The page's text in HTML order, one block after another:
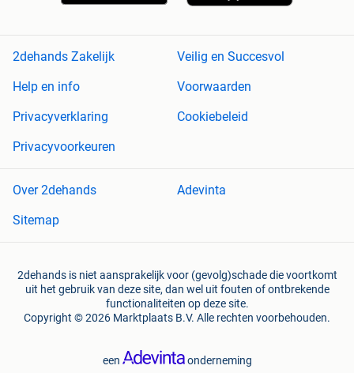
2dehands Zakelijk
Veilig en Succesvol
Help en info
Voorwaarden
Privacyverklaring
Cookiebeleid
Privacyvoorkeuren
Over 2dehands
Adevinta
Sitemap
2dehands is niet aansprakelijk voor (gevolg)schade die voortkomt
uit het gebruik van deze site, dan wel uit fouten of ontbrekende
functionaliteiten op deze site.
Copyright © 2026 Marktplaats B.V. Alle rechten voorbehouden.
een onderneming